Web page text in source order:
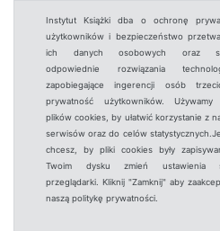
Instytut Książki dba o ochronę
użytkowników i bezpieczeństwo
ich danych osobowych oraz
odpowiednie rozwiązania
zapobiegające ingerencji osób
prywatność użytkowników. Używamy
plików cookies, by ułatwić korzystanie z
serwisów oraz do celów
chcesz, by pliki cookies były
Twoim dysku zmień ustawienia
przeglądarki. Kliknij "Zamknij" aby
naszą politykę prywatności.